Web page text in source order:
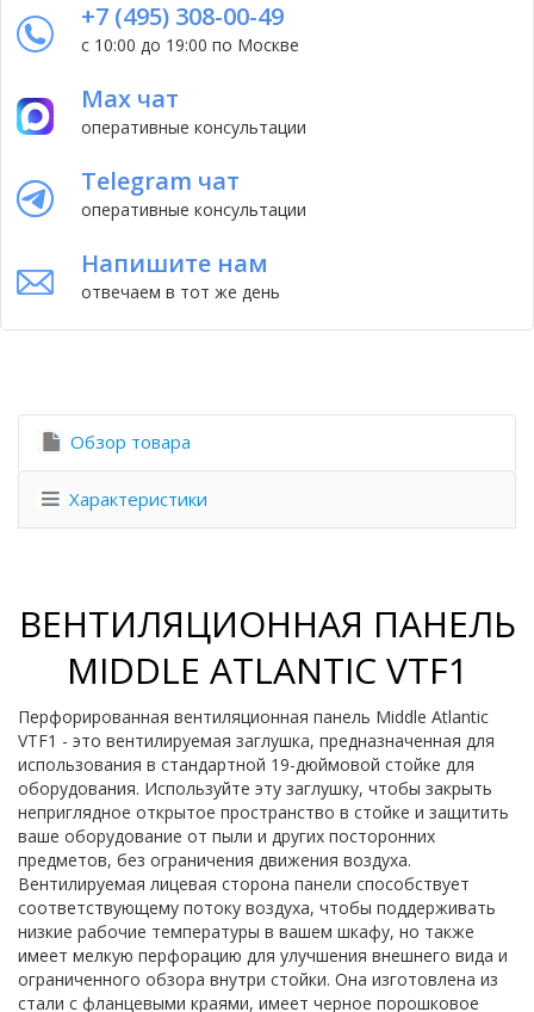
+7 (495) 308-00-49
с 10:00 до 19:00 по Москве
Max чат
оперативные консультации
Telegram чат
оперативные консультации
Напишите нам
отвечаем в тот же день
Обзор товара
Характеристики
ВЕНТИЛЯЦИОННАЯ ПАНЕЛЬ
MIDDLE ATLANTIC VTF1
Перфорированная вентиляционная панель Middle Atlantic
VTF1 - это вентилируемая заглушка, предназначенная для
использования в стандартной 19-дюймовой стойке для
оборудования. Используйте эту заглушку, чтобы закрыть
неприглядное открытое пространство в стойке и защитить
ваше оборудование от пыли и других посторонних
предметов, без ограничения движения воздуха.
Вентилируемая лицевая сторона панели способствует
соответствующему потоку воздуха, чтобы поддерживать
низкие рабочие температуры в вашем шкафу, но также
имеет мелкую перфорацию для улучшения внешнего вида и
ограниченного обзора внутри стойки. Она изготовлена из
стали с фланцевыми краями, имеет черное порошковое